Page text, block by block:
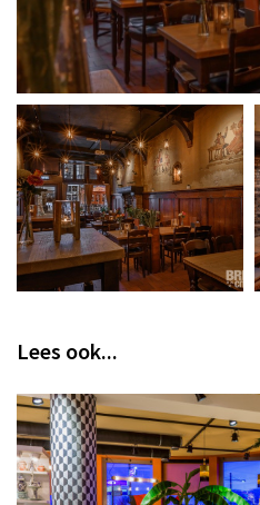
Lees ook...